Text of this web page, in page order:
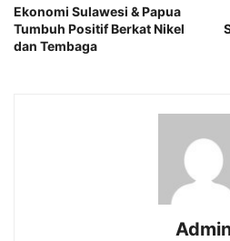
Ekonomi Sulawesi & Papua
Tumbuh Positif Berkat Nikel
dan Tembaga